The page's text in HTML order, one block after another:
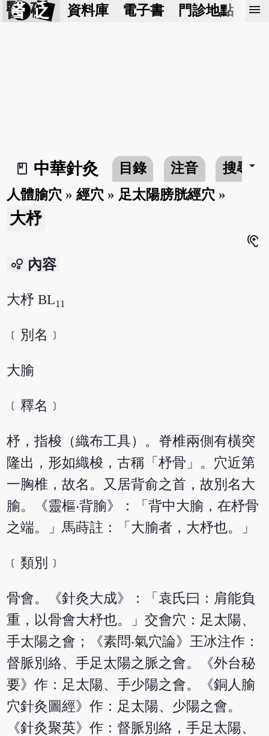
醫 砭 資料庫 電子書 門診地點 預
menu
book_2
中華針灸 目錄 注音 搜尋arrow_drop_down
人體腧穴 »經穴 » 足太陽膀胱經穴 »
大杼
hearing
bubble_chart 內容
大杼 BL11
﹝別名﹞
大腧
﹝釋名﹞
杼，指梭（織布工具）。脊椎兩側有橫突
隆出，形如織梭，古稱「杼骨」。穴近第
一胸椎，故名。又居背俞之首，故別名大
腧。《靈樞‧背腧》：「背中大腧，在杼骨
之端。」馬蒔註：「大腧者，大杼也。」
﹝類別﹞
骨會。《針灸大成》：「袁氏曰：肩能負
重，以骨會大杼也。」交會穴：足太陽、
手太陽之會；《素問‧氣穴論》王冰注作：
督脈別絡、手足太陽之脈之會。《外台秘
要》作：足太陽、手少陽之會。《銅人腧
穴針灸圖經》作：足太陽、少陽之會。
《針灸聚英》作：督脈別絡，手足太陽、